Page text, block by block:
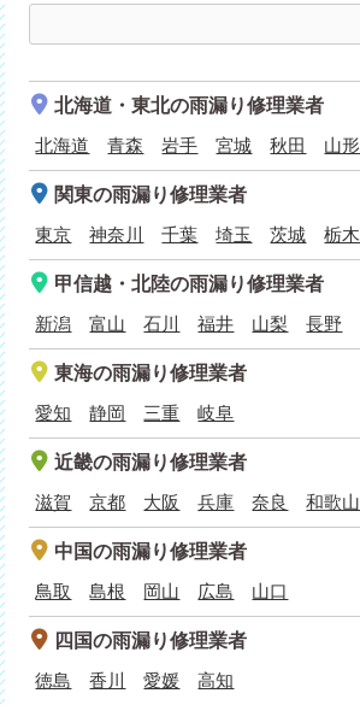
北海道・東北の雨漏り修理業者
北海道
青森 岩手 宮城 秋田 山形
関東の雨漏り修理業者
東京
神奈川 千葉 埼玉 茨城 栃木
甲信越・北陸の雨漏り修理業者
新潟
富山 石川 福井 山梨 長野
東海の雨漏り修理業者
愛知
静岡 三重 岐阜
近畿の雨漏り修理業者
滋賀
京都 大阪 兵庫 奈良 和歌山
中国の雨漏り修理業者
鳥取
島根 岡山 広島 山口
四国の雨漏り修理業者
徳島
香川 愛媛 高知